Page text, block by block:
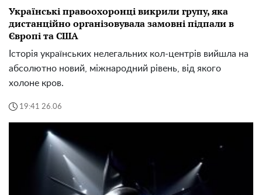
Українські правоохоронці викрили групу, яка
дистанційно організовувала замовні підпали в
Європі та США
Історія українських нелегальних кол-центрів вийшла на
абсолютно новий, міжнародний рівень, від якого
холоне кров.
19:41 26.06